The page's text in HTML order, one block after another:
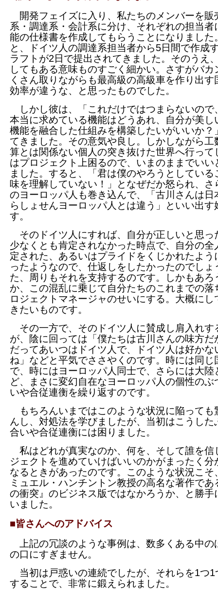
開発フェイズに入り、私たちのメンバーを販
系・調達系・会計系に分け、それぞれの担当者
能の仕様書を作成してもらうことになりました
と、ドイツ人の調達系担当者から5日間で作成
ラフトが2日で提出されてきました。そのうえ
してもある意味ものすごく細かい。さすがバカ
くさん取りながらも最高級の高級車を作り出す
効率が違うな、と思ったものでした。
しかし彼は、「これだけではつまらないので
本当に求めている機能はどうあれ、自分が美し
機能を融合した仕組みを構築したいがいいか？
てきました。その意気や良し。しかしながら工
算とは関係ない個人の突き抜けた世界へ行って
はプロジェクト上困るので、いまのままでいい
ました。すると、「君は僕のやろうとしている
味を理解していない！」となぜだか怒られ、さ
のヨーロッパ人も巻き込んで、「古川さんは日
らしょせんヨーロッパ人とは違う」といい出す
す。
そのドイツ人にすれば、自分が正しいと思っ
少なくとも肯定されなかった時点で、自分の全
定された、あるいはプライドをくじかれたよう
ったようなので、仕返しをしたかったのでしょ
た、周りもそれを支持するのです。しかもあろ
か、この混乱に乗じて自分たちのこれまでの落
ロジェクトマネージャのせいにする。大概にし
きたいものです。
その一方で、そのドイツ人に賛成し肩入れす
が、陰に回っては「僕たちは古川さんの味方だ
だってあいつはドイツ人で、ドイツ人は好かな
ね」などと平気でささやくのです。時には同じ
で、時にはヨーロッパ人同士で、さらには大陸
ど、まさに変幻自在なヨーロッパ人の個性のぶ
いや合従連衡を繰り返すのです。
もちろんいまではこのような状況に陥っても
んし、対処法を学びましたが、当初はこうした
合いや合従連衡には困りました。
私はどれが真実なのか、何を、そして誰を信
ジェクトを進めていけばいいのかがまったく分
なるときがあったのです。このような状況こそ
ミュエル・ハンチントン教授の高名な著作であ
の衝突』のビジネス版ではなかろうか、と勝手
いました。
■皆さんへのアドバイス
上記の冗談のような事例は、数多くある中の
の口にすぎません。
当初は戸惑いの連続でしたが、それらを1つ1
することで、非常に鍛えられました。